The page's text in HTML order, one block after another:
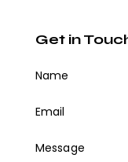
Get in